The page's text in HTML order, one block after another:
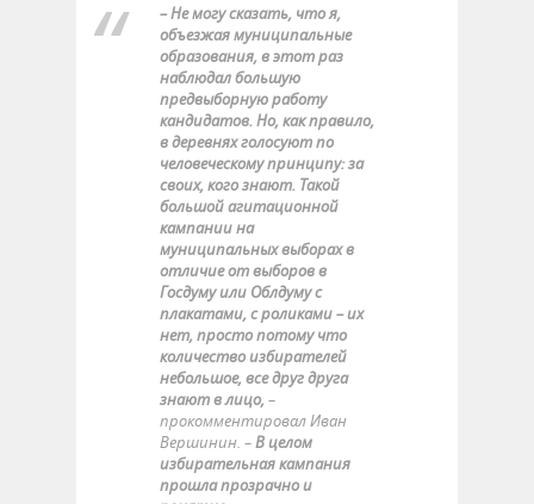
– Не могу сказать, что я,
объезжая муниципальные
образования, в этот раз
наблюдал большую
предвыборную работу
кандидатов. Но, как правило,
в деревнях голосуют по
человеческому принципу: за
своих, кого знают. Такой
большой агитационной
кампании на
муниципальных выборах в
отличие от выборов в
Госдуму или Облдуму с
плакатами, с роликами – их
нет, просто потому что
количество избирателей
небольшое, все друг друга
знают в лицо, –
прокомментировал Иван
Вершинин. –В целом
избирательная кампания
прошла прозрачно и